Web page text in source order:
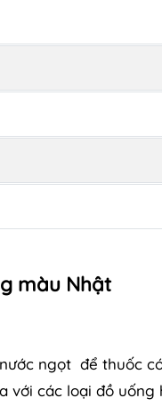
màu Nhật
ngọt để thuốc
với các loại đồ uống